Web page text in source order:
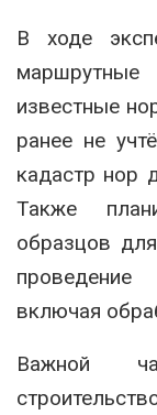
В ходе
известные
ранее не
кадастр нор
Также
образцов
включая
Важной